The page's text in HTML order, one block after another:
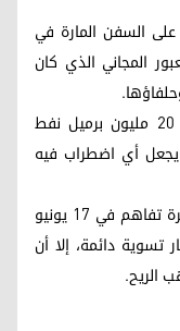
السفن المارة في
المجاني الذي كان
يمر عبر المضيق نحو 20 مليون برميل نفط
يجعل أي اضطراب فيه
يُذكر أن هذا التصعيد يأتي رغم توقيع مذكرة تفاهم في 17 يونيو
تسوية دائمة، إلا أن
الريح.